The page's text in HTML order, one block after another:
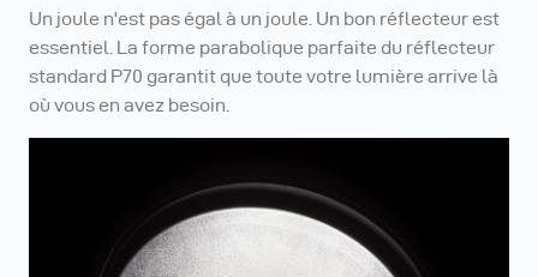
Un joule n'est pas égal à un joule. Un bon réflecteur est
essentiel. La forme parabolique parfaite du réflecteur
standard P70 garantit que toute votre lumière arrive là
où vous en avez besoin.